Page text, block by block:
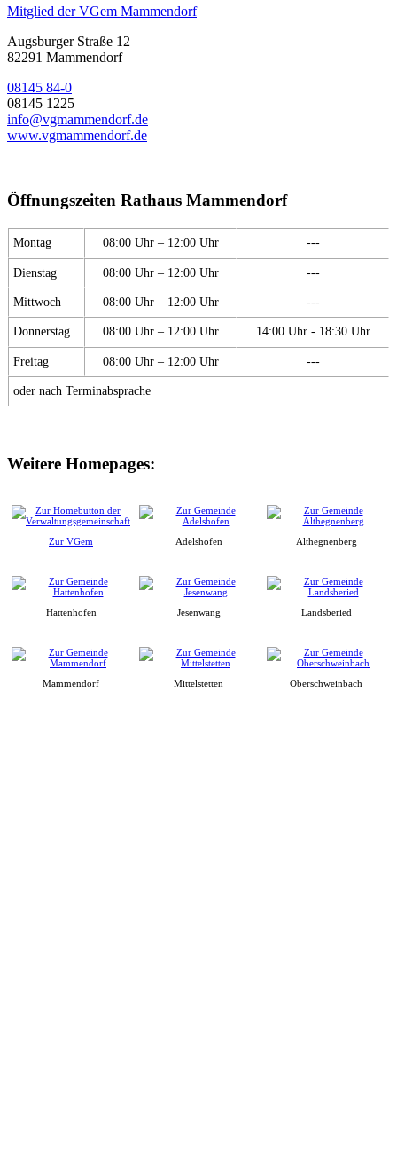
Mitglied der VGem Mammendorf
Augsburger Straße 12
82291 Mammendorf
08145 84-0
08145 1225
info@vgmammendorf.de
www.vgmammendorf.de
Öffnungszeiten Rathaus Mammendorf
Montag 08:00 Uhr – 12:00 Uhr ---
Dienstag 08:00 Uhr – 12:00 Uhr ---
Mittwoch 08:00 Uhr – 12:00 Uhr ---
Donnerstag 08:00 Uhr – 12:00 Uhr 14:00 Uhr - 18:30 Uhr
Freitag 08:00 Uhr – 12:00 Uhr ---
oder nach Terminabsprache
Weitere Homepages:
Zur VGem Adelshofen Althegnenberg
Hattenhofen Jesenwang Landsberied
Mammendorf Mittelstetten Oberschweinbach